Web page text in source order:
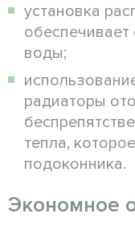
установка
воды;
радиаторы
тепла,
подоконника.
Экономное